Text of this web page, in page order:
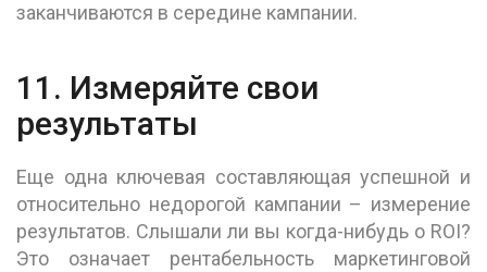
заканчиваются в середине кампании.
11. Измеряйте свои
результаты
Еще одна ключевая составляющая успешной и
относительно недорогой кампании – измерение
результатов. Слышали ли вы когда-нибудь о ROI?
Это означает рентабельность маркетинговой